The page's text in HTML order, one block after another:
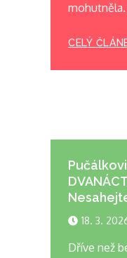
CELÝ
18. 3.
Dříve než